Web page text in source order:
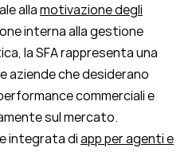
allamotivazione degli
interna alla gestione
la SFA rappresenta una
aziende che desiderano
commerciali e
sul mercato.
integrata diapp per agenti e